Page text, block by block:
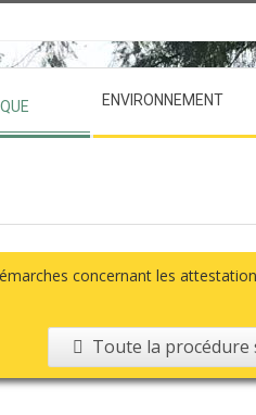
ENVIRONNEMENT
concernant les
Toute la